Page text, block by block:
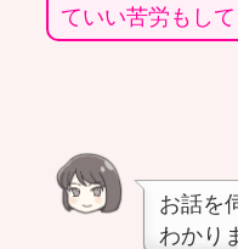
ていい苦労もして
お話を
わかり